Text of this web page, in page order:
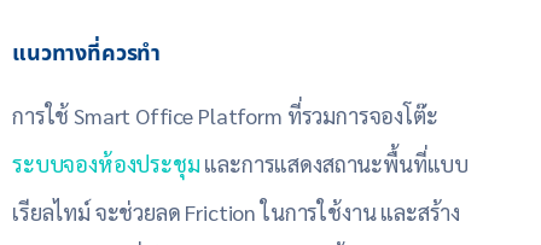
แนวทางที่ควรทำ
การใช้ Smart Office Platform ที่รวมการจองโต๊ะ
ระบบจองห้องประชุม และการแสดงสถานะพื้นที่แบบ
เรียลไทม์ จะช่วยลด Friction ในการใช้งาน และสร้าง